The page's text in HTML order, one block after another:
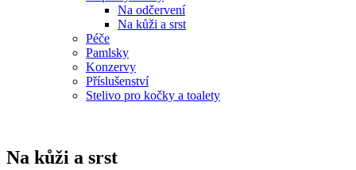
Na odčervení
Na kůži a srst
Péče
Pamlsky
Konzervy
Příslušenství
Stelivo pro kočky a toalety
Na kůži a srst